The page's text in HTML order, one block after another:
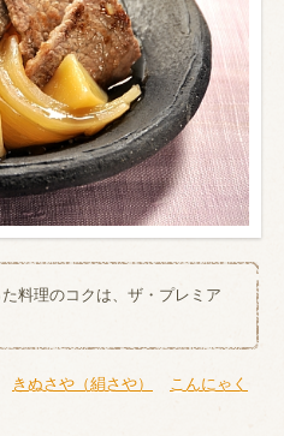
スキー） ウイスキー・ブラン
検索
料理のコクは、ザ・プレミア
きぬさや（絹さや）
こんにゃく